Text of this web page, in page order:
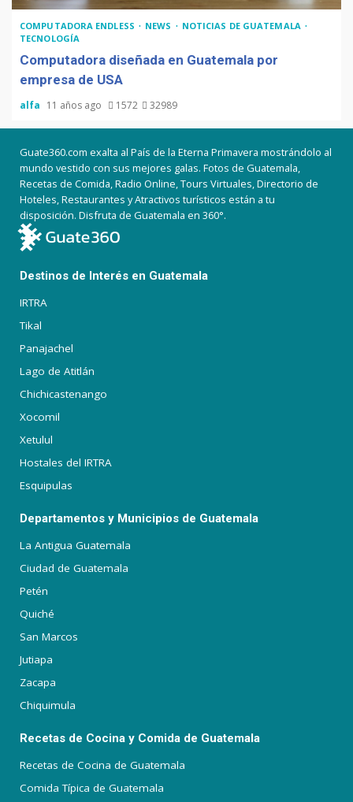
COMPUTADORA ENDLESS NEWS
NOTICIAS DE GUATEMALA
TECNOLOGÍA
Computadora diseñada en Guatemala por
empresa de USA
alfa 11 años ago 1572 32989
Guate360.com exalta al País de la Eterna Primavera mostrándolo al
mundo vestido con sus mejores galas. Fotos de Guatemala,
Recetas de Comida, Radio Online, Tours Virtuales, Directorio de
Hoteles, Restaurantes y Atractivos turísticos están a tu
disposición. Disfruta de Guatemala en 360°.
Destinos de Interés en Guatemala
IRTRA
Tikal
Panajachel
Lago de Atitlán
Chichicastenango
Xocomil
Xetulul
Hostales del IRTRA
Esquipulas
Departamentos y Municipios de Guatemala
La Antigua Guatemala
Ciudad de Guatemala
Petén
Quiché
San Marcos
Jutiapa
Zacapa
Chiquimula
Recetas de Cocina y Comida de Guatemala
Recetas de Cocina de Guatemala
Comida Típica de Guatemala